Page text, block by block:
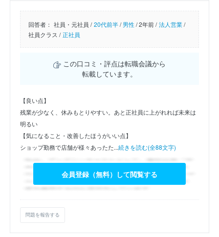
回答者： 社員・元社員 / 20代前半/男性/2年前 / 法人営業/
社員クラス / 正社員
この口コミ・評点は転職会議から
転載しています。
【良い点】
残業が少なく、休みもとりやすい。あと正社員に上がれれば未来は
明るい
【気になること・改善したほうがいい点】
ショップ勤務で店舗が様々あったた...続きを読む(全88文字)
会員登録（無料）して閲覧する
問題を報告する